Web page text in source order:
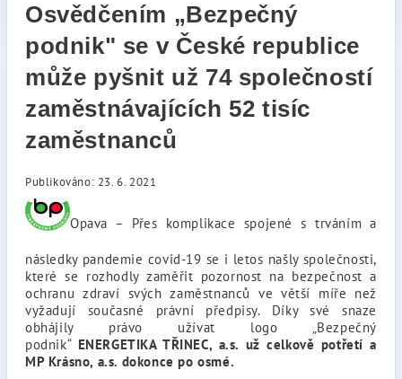
Osvědčením „Bezpečný
podnik" se v České republice
může pyšnit už 74 společností
zaměstnávajících 52 tisíc
zaměstnanců
Publikováno: 23. 6. 2021
Opava – Přes komplikace spojené s trváním a
následky pandemie covid-19 se i letos našly společnosti,
které se rozhodly zaměřit pozornost na bezpečnost a
ochranu zdraví svých zaměstnanců ve větší míře než
vyžadují současné právní předpisy. Díky své snaze
obhájily právo užívat logo „Bezpečný
podnik“ ENERGETIKA TŘINEC, a.s. už celkově potřetí a
MP Krásno, a.s. dokonce po osmé.